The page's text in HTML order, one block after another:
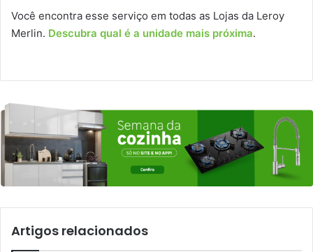
Você encontra esse serviço em todas as Lojas da Leroy
Merlin. Descubra qual é a unidade mais próxima.
Artigos relacionados